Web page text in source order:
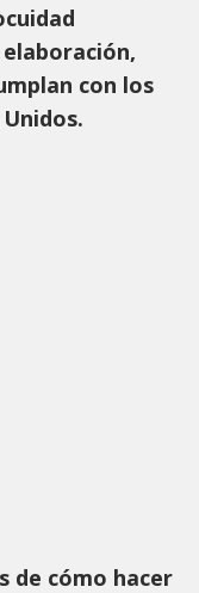
con los
de cómo hacer